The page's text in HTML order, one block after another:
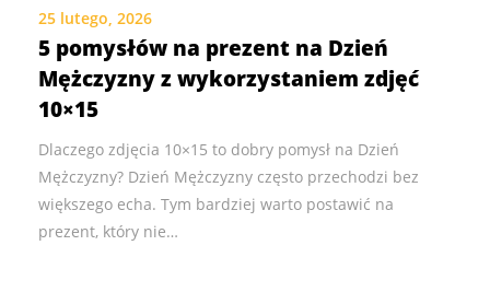
25 lutego, 2026
5 pomysłów na prezent na Dzień
Mężczyzny z wykorzystaniem zdjęć
10×15
Dlaczego zdjęcia 10×15 to dobry pomysł na Dzień
Mężczyzny? Dzień Mężczyzny często przechodzi bez
większego echa. Tym bardziej warto postawić na
prezent, który nie…